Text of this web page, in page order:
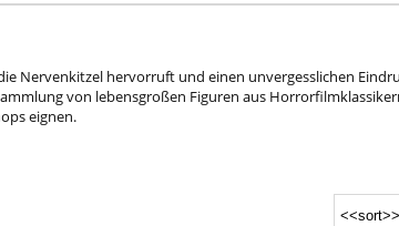
Nervenkitzel hervorruft und einen unvergesslichen
von lebensgroßen Figuren aus
eignen.